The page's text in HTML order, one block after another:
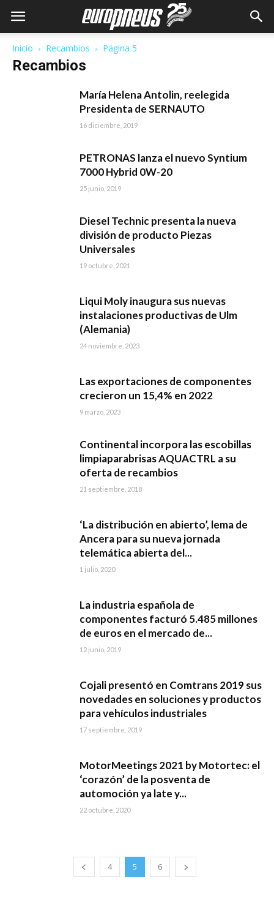
Inicio Recambios Página 5
Recambios
María Helena Antolin, reelegida
Presidenta de SERNAUTO
16 diciembre, 2019
PETRONAS lanza el nuevo Syntium
7000 Hybrid 0W-20
25 junio, 2019
Diesel Technic presenta la nueva
división de producto Piezas
Universales
19 octubre, 2021
Liqui Moly inaugura sus nuevas
instalaciones productivas de Ulm
(Alemania)
24 noviembre, 2023
Las exportaciones de componentes
crecieron un 15,4% en 2022
9 marzo, 2023
Continental incorpora las escobillas
limpiaparabrisas AQUACTRL a su
oferta de recambios
21 septiembre, 2018
‘La distribución en abierto’, lema de
Ancera para su nueva jornada
telemática abierta del...
1 julio, 2020
La industria española de
componentes facturó 5.485 millones
de euros en el mercado de...
12 junio, 2019
Cojali presentó en Comtrans 2019 sus
novedades en soluciones y productos
para vehículos industriales
17 septiembre, 2019
MotorMeetings 2021 by Motortec: el
‘corazón’ de la posventa de
automoción ya late y...
22 octubre, 2020
4 5 6